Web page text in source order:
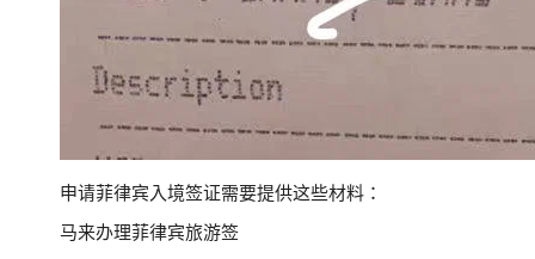
申请菲律宾入境签证需要提供这些材料：
马来办理菲律宾旅游签